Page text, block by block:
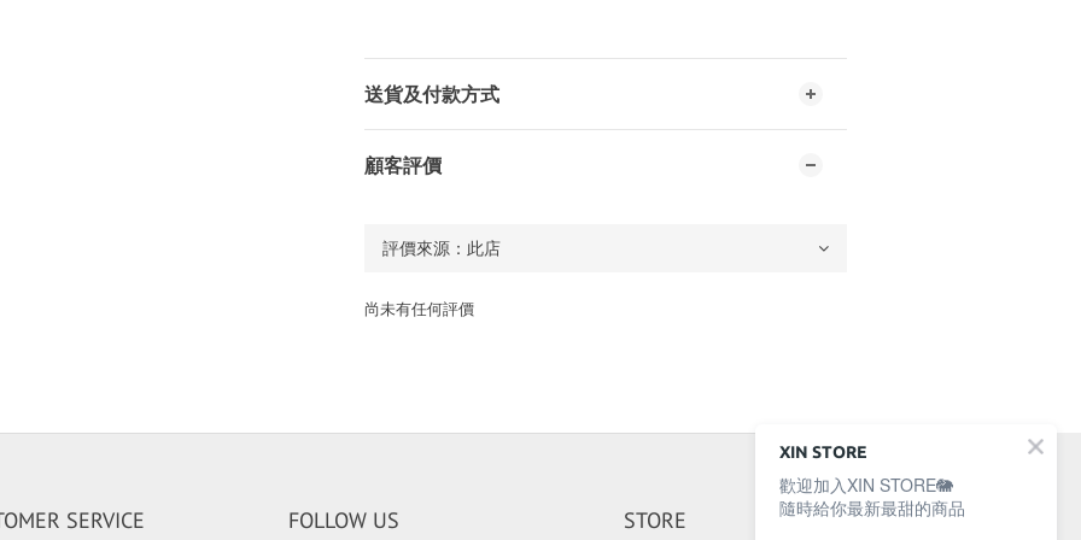
送貨及付款方式
顧客評價
尚未有任何評價
SERVICE FOLLOW US STORE
XIN STORE
歡迎加入XIN STORE🐘
隨時給你最新最甜的商品